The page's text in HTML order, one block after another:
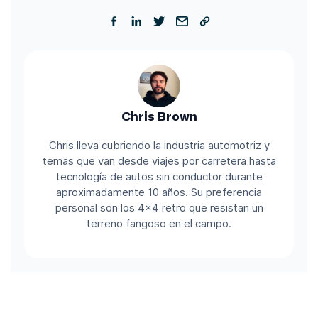
Chris Brown
Chris lleva cubriendo la industria automotriz y
temas que van desde viajes por carretera hasta
tecnología de autos sin conductor durante
aproximadamente 10 años. Su preferencia
personal son los 4x4 retro que resistan un
terreno fangoso en el campo.